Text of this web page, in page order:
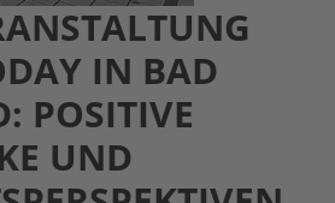
IN BAD
POSITIVE
UND